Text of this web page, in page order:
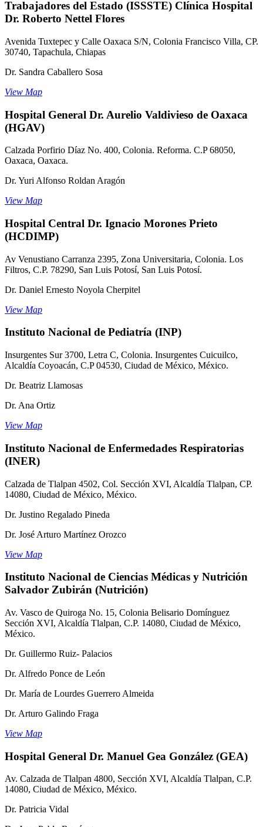
Trabajadores del Estado (ISSSTE) Clínica Hospital
Dr. Roberto Nettel Flores
Avenida Tuxtepec y Calle Oaxaca S/N, Colonia Francisco Villa, CP.
30740, Tapachula, Chiapas
Dr. Sandra Caballero Sosa
View Map
Hospital General Dr. Aurelio Valdivieso de Oaxaca
(HGAV)
Calzada Porfirio Díaz No. 400, Colonia. Reforma. C.P 68050,
Oaxaca, Oaxaca.
Dr. Yuri Alfonso Roldan Aragón
View Map
Hospital Central Dr. Ignacio Morones Prieto
(HCDIMP)
Av Venustiano Carranza 2395, Zona Universitaria, Colonia. Los
Filtros, C.P. 78290, San Luis Potosí, San Luis Potosí.
Dr. Daniel Ernesto Noyola Cherpitel
View Map
Instituto Nacional de Pediatría (INP)
Insurgentes Sur 3700, Letra C, Colonia. Insurgentes Cuicuilco,
Alcaldía Coyoacán, C.P 04530, Ciudad de México, México.
Dr. Beatriz Llamosas
Dr. Ana Ortiz
View Map
Instituto Nacional de Enfermedades Respiratorias
(INER)
Calzada de Tlalpan 4502, Col. Sección XVI, Alcaldía Tlalpan, CP.
14080, Ciudad de México, México.
Dr. Justino Regalado Pineda
Dr. José Arturo Martínez Orozco
View Map
Instituto Nacional de Ciencias Médicas y Nutrición
Salvador Zubirán (Nutrición)
Av. Vasco de Quiroga No. 15, Colonia Belisario Domínguez
Sección XVI, Alcaldía Tlalpan, C.P. 14080, Ciudad de México,
México.
Dr. Guillermo Ruiz- Palacios
Dr. Alfredo Ponce de León
Dr. María de Lourdes Guerrero Almeida
Dr. Arturo Galindo Fraga
View Map
Hospital General Dr. Manuel Gea González (GEA)
Av. Calzada de Tlalpan 4800, Sección XVI, Alcaldía Tlalpan, C.P.
14080, Ciudad de México, México.
Dr. Patricia Vidal